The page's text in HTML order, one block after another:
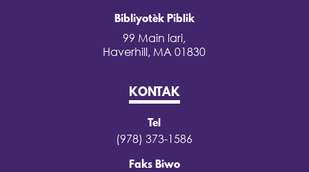
Bibliyotèk Piblik
99 Main lari,
Haverhill, MA 01830
KONTAK
Tel
(978) 373-1586
Faks Biwo